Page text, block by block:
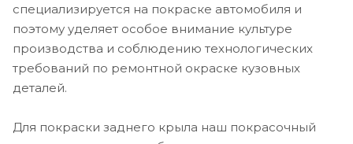
специализируется на покраске автомобиля и
поэтому уделяет особое внимание культуре
производства и соблюдению технологических
требований по ремонтной окраске кузовных
деталей.
Для покраски заднего крыла наш покрасочный